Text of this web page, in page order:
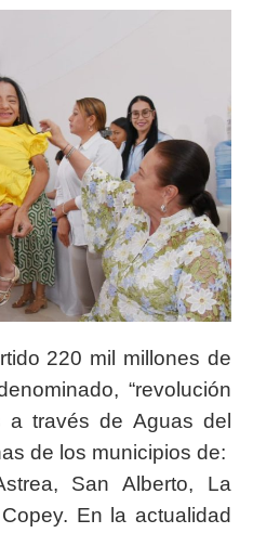
220 mil millones de
“revolución
a través de Aguas del
de los municipios de:
San Alberto, La
En la actualidad